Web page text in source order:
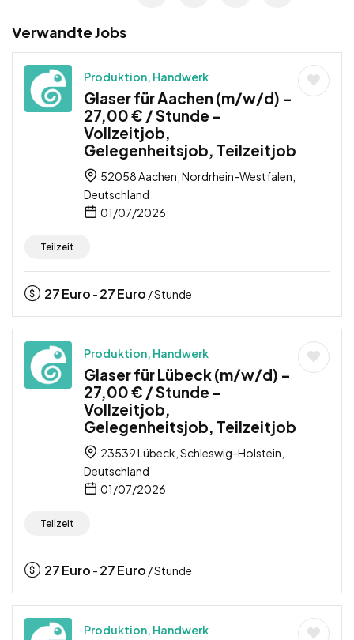
Verwandte Jobs
Produktion, Handwerk
Glaser für Aachen (m/w/d) –
27,00 € / Stunde –
Vollzeitjob,
Gelegenheitsjob, Teilzeitjob
52058 Aachen, Nordrhein-Westfalen,
Deutschland
01/07/2026
Teilzeit
27Euro - 27Euro / Stunde
Produktion, Handwerk
Glaser für Lübeck (m/w/d) –
27,00 € / Stunde –
Vollzeitjob,
Gelegenheitsjob, Teilzeitjob
23539 Lübeck, Schleswig-Holstein,
Deutschland
01/07/2026
Teilzeit
27Euro - 27Euro / Stunde
Produktion, Handwerk